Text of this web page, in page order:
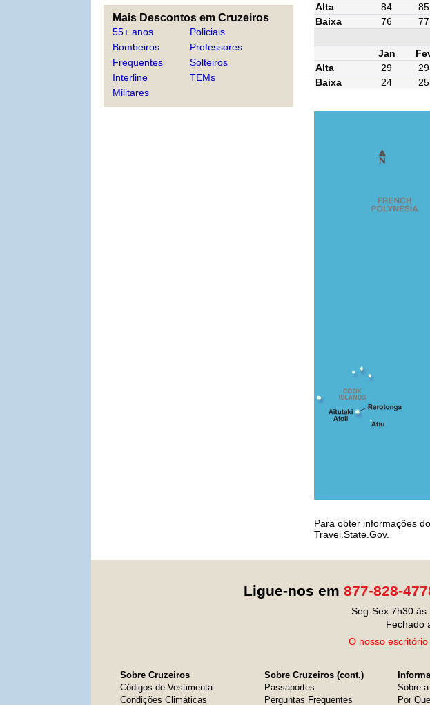
Mais Descontos em Cruzeiros
55+ anos
Bombeiros
Frequentes
Interline
Militares
Policiais
Professores
Solteiros
TEMs
Alta
84 85
Baixa
76 77
Jan
Alta
29 29
Baixa
24 25
Para obter informações
Travel.State.Gov.
Ligue-nos em 877-828-
Seg-Sex 7h30 às
Fechado
O nosso
Sobre Cruzeiros
Códigos de Vestimenta
Condições Climáticas
Sobre Cruzeiros (cont.)
Passaportes
Perguntas Frequentes
Sobre
Por